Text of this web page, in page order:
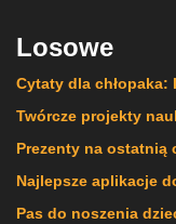
Losowe
Cytaty dla chłopaka:
Twórcze projekty
Prezenty na ostatnią
Najlepsze aplikacje
Pas do noszenia